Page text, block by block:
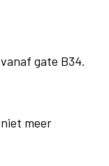
gate B34.
meer